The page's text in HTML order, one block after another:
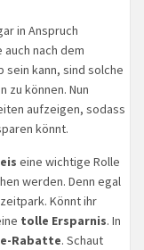
in Anspruch
auch nach dem
sein kann, sind solche
zu können. Nun
aufzeigen, sodass
könnt.
eine wichtige Rolle
werden. Denn egal
Könnt ihr
tolle Ersparnis. In
Rabatte. Schaut